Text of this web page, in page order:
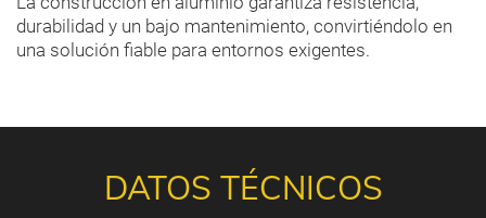
durabilidad y un bajo mantenimiento, convirtiéndolo en
una solución fiable para entornos exigentes.
DATOS TÉCNICOS